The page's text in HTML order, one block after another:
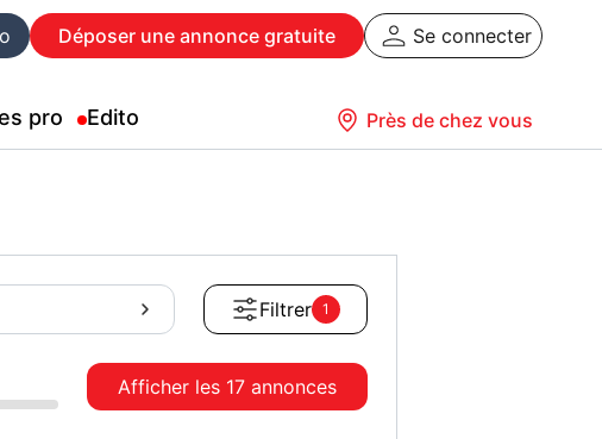
Déposer une annonce gratuite Se connecter
pro Edito Près de chez vous
Filtrer 1
Afficher les 17 annonces